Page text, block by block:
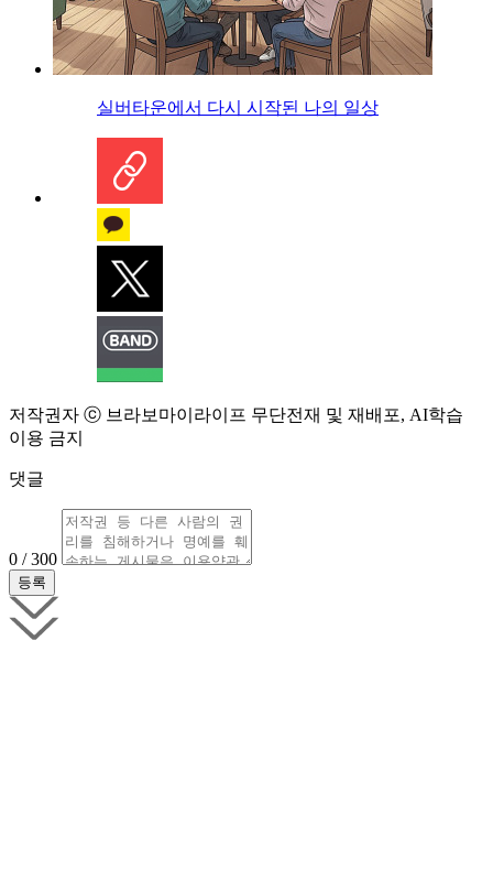
실버타운에서 다시 시작된 나의 일상
저작권자 ⓒ 브라보마이라이프 무단전재 및 재배포, AI학습
이용 금지
댓글
0 / 300